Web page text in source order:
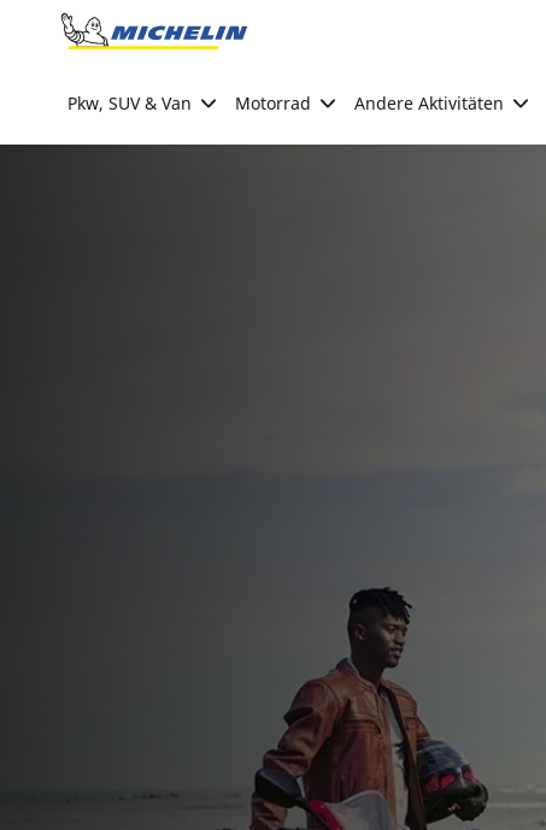
Go to page content
Pkw, SUV & Van Motorrad Andere Aktivitäten